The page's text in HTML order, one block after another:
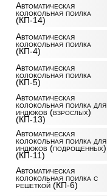
Автоматическая
колокольная поилка
(КП-14)
Автоматическая
колокольная поилка
(КП-4)
Автоматическая
колокольная поилка
(КП-5)
Автоматическая
колокольная поилка для
индюков (взрослых)
(КП-13)
Автоматическая
колокольная поилка для
индюков (подрощенных)
(КП-11)
Автоматическая
колокольная поилка с
решеткой (КП-6)